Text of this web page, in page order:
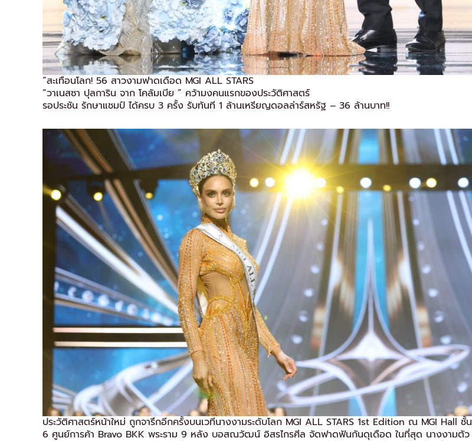
“สะเทือนโลก! 56 สาวงามฟาดเดือด MGI ALL STARS
“วาเนสซา ปุลการิน จาก โคลัมเบีย ” คว้ามงคนแรกของประวัติศาสตร์
รอประชัน รักษาแชมป์ ได้ครบ 3 ครั้ง รับทันที 1 ล้านเหรียญดอลล่าร์สหรัฐ – 36 ล้านบาท!!
ประวัติศาสตร์หน้าใหม่ ถูกจารึกอีกครั้งบนเวทีนางงามระดับโลก MGI ALL STARS 1st Edition ณ MGI Hall ชั้น
6 ศูนย์การค้า Bravo BKK พระราม 9 หลัง บอสณวัฒน์ อิสรไกรศีล จัดฟาดฟันกันดุเดือด ในที่สุด นางงามตัว